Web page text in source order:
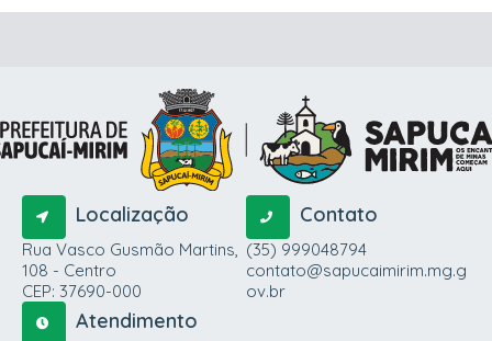
Localização
Rua Vasco Gusmão Martins,
108 - Centro
CEP: 37690-000
Contato
(35) 999048794
contato@sapucaimirim.mg.g
ov.br
Atendimento